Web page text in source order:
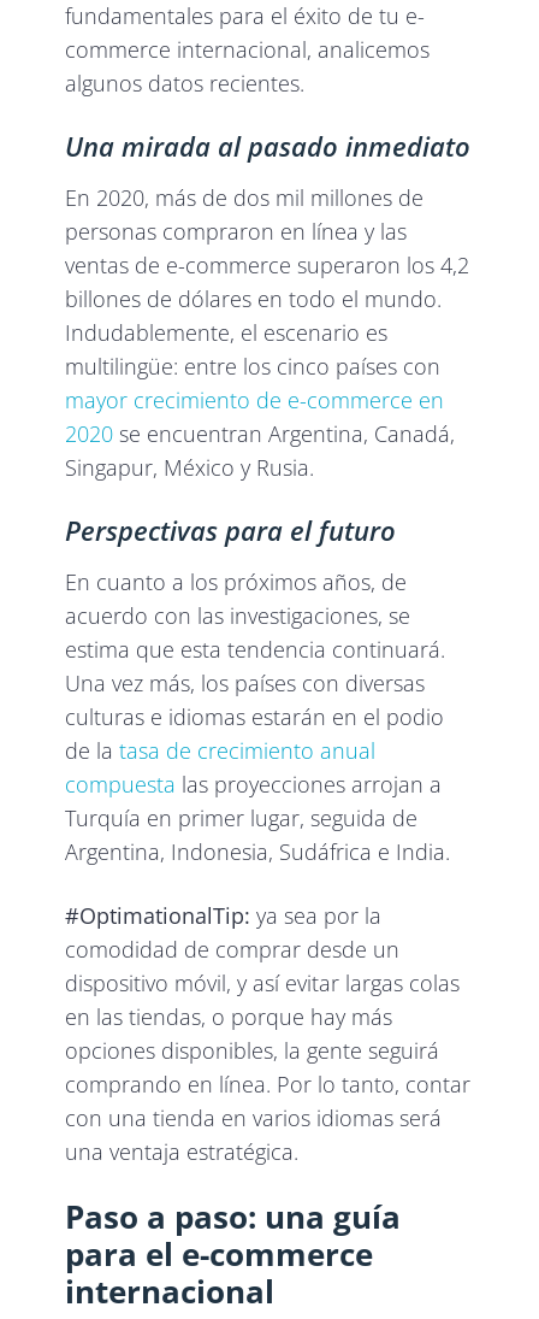
fundamentales para el éxito de tu e-
commerce internacional, analicemos
algunos datos recientes.
Una mirada al pasado inmediato
En 2020, más de dos mil millones de
personas compraron en línea y las
ventas de e-commerce superaron los 4,2
billones de dólares en todo el mundo.
Indudablemente, el escenario es
multilingüe: entre los cinco países con
mayor crecimiento de e-commerce en
2020 se encuentran Argentina, Canadá,
Singapur, México y Rusia.
Perspectivas para el futuro
En cuanto a los próximos años, de
acuerdo con las investigaciones, se
estima que esta tendencia continuará.
Una vez más, los países con diversas
culturas e idiomas estarán en el podio
de latasa de crecimiento anual
compuesta las proyecciones arrojan a
Turquía en primer lugar, seguida de
Argentina, Indonesia, Sudáfrica e India.
#OptimationalTip: ya sea por la
comodidad de comprar desde un
dispositivo móvil, y así evitar largas colas
en las tiendas, o porque hay más
opciones disponibles, la gente seguirá
comprando en línea. Por lo tanto, contar
con una tienda en varios idiomas será
una ventaja estratégica.
Paso a paso: una guía
para el e-commerce
internacional